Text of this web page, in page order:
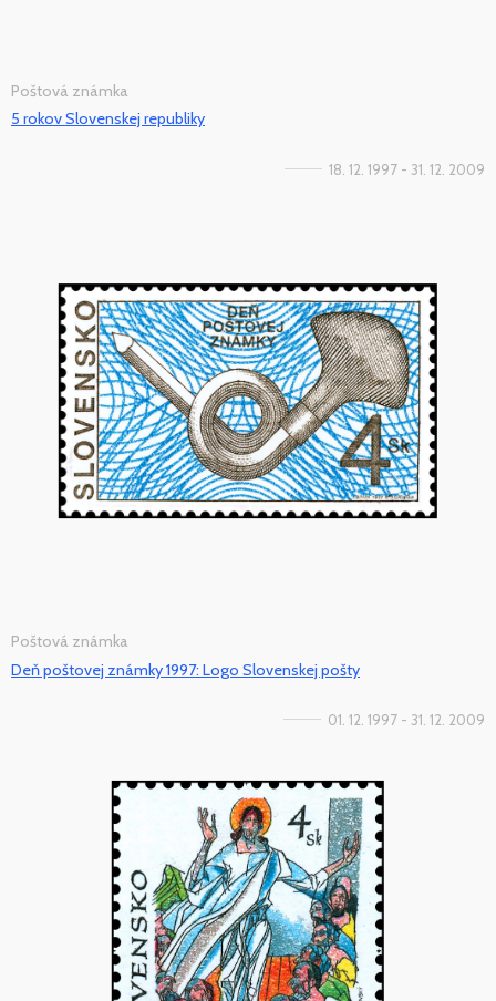
Poštová známka
5 rokov Slovenskej republiky
18. 12. 1997 - 31. 12. 2009
Poštová známka
Deň poštovej známky 1997: Logo Slovenskej pošty
01. 12. 1997 - 31. 12. 2009